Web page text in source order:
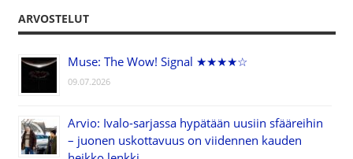
ARVOSTELUT
Muse: The Wow! Signal ★★★★☆
09.07.2026
Arvio: Ivalo-sarjassa hypätään uusiin sfääreihin
– juonen uskottavuus on viidennen kauden